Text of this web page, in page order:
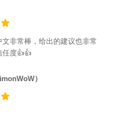
非常棒，给出的建议也非常
任度👍👍
）